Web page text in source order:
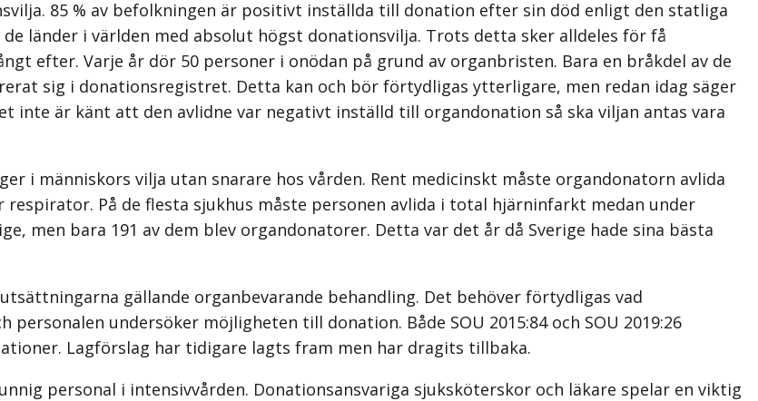
85 % av befolkningen är positivt inställda till donation efter sin död enligt den statliga
länder i världen med absolut högst donationsvilja. Trots detta sker alldeles för få
efter. Varje år dör 50 personer i onödan på grund av organbristen. Bara en bråkdel av de
sig i donations­registret. Detta kan och bör förtydligas ytterligare, men redan idag säger
inte är känt att den avlidne var negativt inställd till organdonation så ska viljan antas vara
i människors vilja utan snarare hos vården. Rent medicinskt måste organdonatorn avlida
På de flesta sjukhus måste personen avlida i total hjärninfarkt medan under
men bara 191 av dem blev organdonatorer. Detta var det år då Sverige hade sina bästa
gällande organbevarande behandling. Det behöver förtydligas vad
undersöker möjligheten till donation. Både SOU 2015:84 och SOU 2019:26
Lagförslag har tidigare lagts fram men har dragits tillbaka.
personal i intensiv­vården. Donationsansvariga sjuksköterskor och läkare spelar en viktig